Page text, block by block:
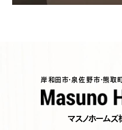
岸和田市・泉佐野市・熊
マスノホーム